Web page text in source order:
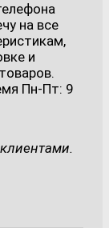
на все
и
Пн-Пт: 9